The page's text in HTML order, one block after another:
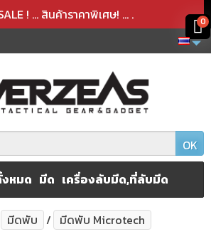
! ... สินค้าราคาพิเศษ! ... .
OK
หมด มีด เครื่องลับมีด,ที่ลับมีด
มีดพับ
มีดพับ Microtech
ลงในตะกร้าเรียบร้อยแล้ว
อกจากตะกร้าเรียบร้อยแล้ว
0